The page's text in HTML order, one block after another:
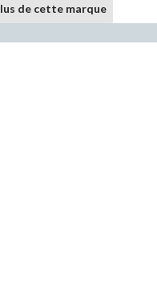
de cette marque